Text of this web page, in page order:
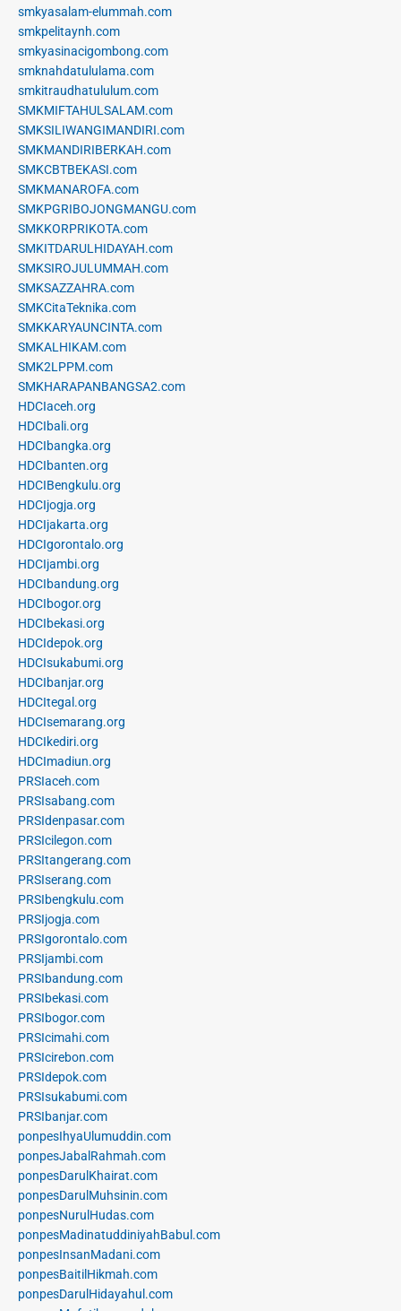
smkyasalam-elummah.com
smkpelitaynh.com
smkyasinacigombong.com
smknahdatululama.com
smkitraudhatululum.com
SMKMIFTAHULSALAM.com
SMKSILIWANGIMANDIRI.com
SMKMANDIRIBERKAH.com
SMKCBTBEKASI.com
SMKMANAROFA.com
SMKPGRIBOJONGMANGU.com
SMKKORPRIKOTA.com
SMKITDARULHIDAYAH.com
SMKSIROJULUMMAH.com
SMKSAZZAHRA.com
SMKCitaTeknika.com
SMKKARYAUNCINTA.com
SMKALHIKAM.com
SMK2LPPM.com
SMKHARAPANBANGSA2.com
HDCIaceh.org
HDCIbali.org
HDCIbangka.org
HDCIbanten.org
HDCIBengkulu.org
HDCIjogja.org
HDCIjakarta.org
HDCIgorontalo.org
HDCIjambi.org
HDCIbandung.org
HDCIbogor.org
HDCIbekasi.org
HDCIdepok.org
HDCIsukabumi.org
HDCIbanjar.org
HDCItegal.org
HDCIsemarang.org
HDCIkediri.org
HDCImadiun.org
PRSIaceh.com
PRSIsabang.com
PRSIdenpasar.com
PRSIcilegon.com
PRSItangerang.com
PRSIserang.com
PRSIbengkulu.com
PRSIjogja.com
PRSIgorontalo.com
PRSIjambi.com
PRSIbandung.com
PRSIbekasi.com
PRSIbogor.com
PRSIcimahi.com
PRSIcirebon.com
PRSIdepok.com
PRSIsukabumi.com
PRSIbanjar.com
ponpesIhyaUlumuddin.com
ponpesJabalRahmah.com
ponpesDarulKhairat.com
ponpesDarulMuhsinin.com
ponpesNurulHudas.com
ponpesMadinatuddiniyahBabul.com
ponpesInsanMadani.com
ponpesBaitilHikmah.com
ponpesDarulHidayahul.com